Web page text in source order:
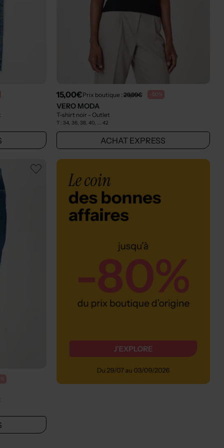
15,00€Prix boutique : 29,99€ -50%
VERO MODA
T-shirt noir - Outlet
T : 34, 36, 38, 40, ... 42
ACHAT EXPRESS